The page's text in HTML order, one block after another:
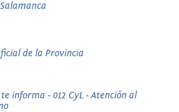
de la Provincia
informa - 012 CyL - Atención al